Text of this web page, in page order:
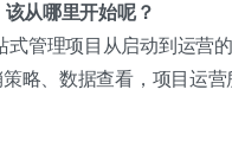
从哪里开始呢？
管理项目从启动到运营的
略、数据查看，项目运